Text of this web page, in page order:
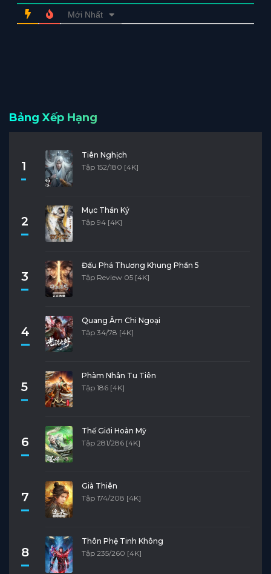
Mới Nhất
Bảng Xếp Hạng
1
Tiên Nghịch
Tập 152/180 [4K]
2
Mục Thần Ký
Tập 94 [4K]
3
Đấu Phá Thương Khung Phần 5
Tập Review 05 [4K]
4
Quang Âm Chi Ngoại
Tập 34/78 [4K]
5
Phàm Nhân Tu Tiên
Tập 186 [4K]
6
Thế Giới Hoàn Mỹ
Tập 281/286 [4K]
7
Già Thiên
Tập 174/208 [4K]
8
Thôn Phệ Tinh Không
Tập 235/260 [4K]